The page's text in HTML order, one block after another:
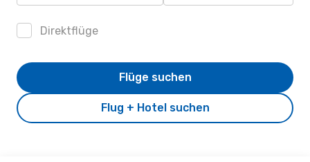
Direktflüge
Flug + Hotel suchen
Flüge suchen